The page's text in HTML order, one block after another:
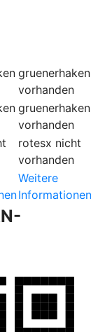
gruenerhaken
vorhanden
gruenerhaken
vorhanden
rotesx nicht
vorhanden
Weitere
Informationen